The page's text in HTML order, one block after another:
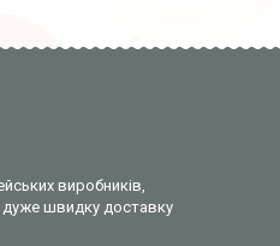
виробників,
дуже швидку доставку